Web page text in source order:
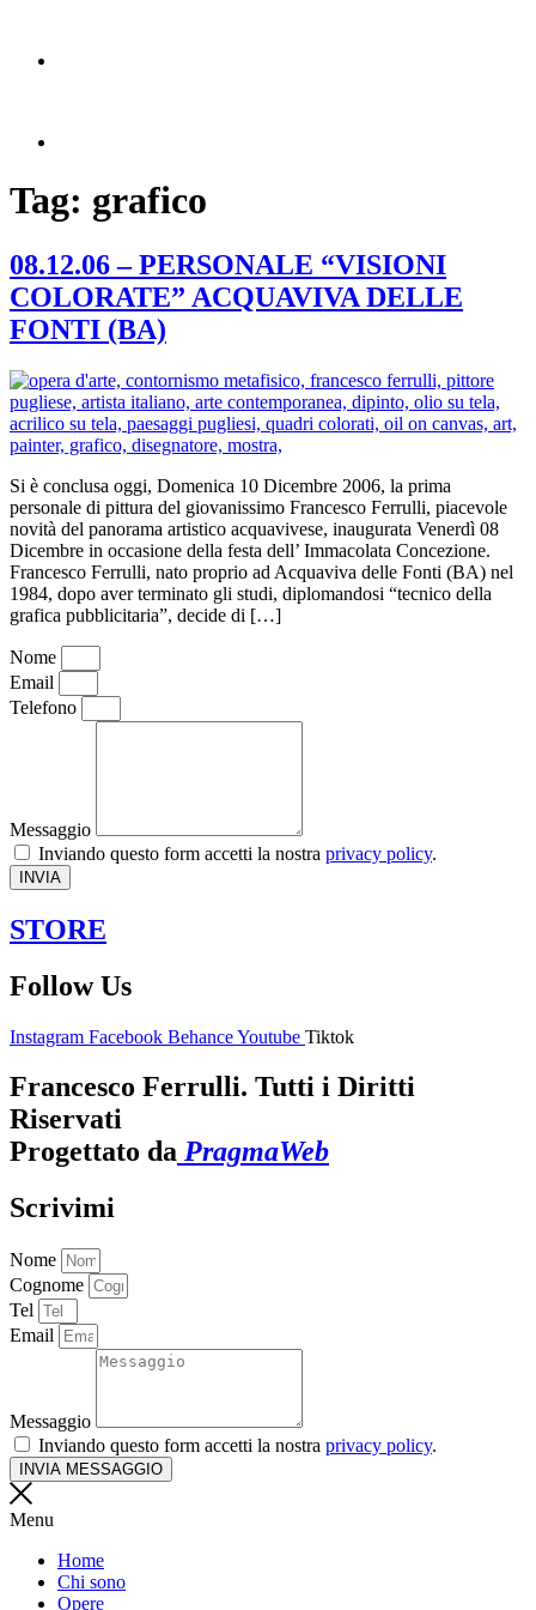
Tag: grafico
08.12.06 – PERSONALE “VISIONI
COLORATE” ACQUAVIVA DELLE
FONTI (BA)
Si è conclusa oggi, Domenica 10 Dicembre 2006, la prima
personale di pittura del giovanissimo Francesco Ferrulli, piacevole
novità del panorama artistico acquavivese, inaugurata Venerdì 08
Dicembre in occasione della festa dell’ Immacolata Concezione.
Francesco Ferrulli, nato proprio ad Acquaviva delle Fonti (BA) nel
1984, dopo aver terminato gli studi, diplomandosi “tecnico della
grafica pubblicitaria”, decide di […]
Nome
Email
Telefono
Messaggio
Inviando questo form accetti la nostra privacy policy.
INVIA
STORE
Follow Us
Instagram Facebook BehanceYoutube Tiktok
Francesco Ferrulli. Tutti i Diritti
Riservati
Progettato da PragmaWeb
Scrivimi
Nome
Cognome
Tel
Email
Messaggio
Inviando questo form accetti la nostra privacy policy.
INVIA MESSAGGIO
Menu
Home
Chi sono
Opere